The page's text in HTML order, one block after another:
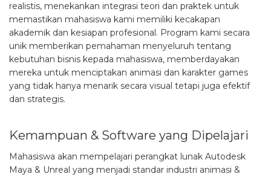
realistis, menekankan integrasi teori dan praktek untuk
memastikan mahasiswa kami memiliki kecakapan
akademik dan kesiapan profesional. Program kami secara
unik memberikan pemahaman menyeluruh tentang
kebutuhan bisnis kepada mahasiswa, memberdayakan
mereka untuk menciptakan animasi dan karakter games
yang tidak hanya menarik secara visual tetapi juga efektif
dan strategis.
Kemampuan & Software yang Dipelajari
Mahasiswa akan mempelajari perangkat lunak Autodesk
Maya & Unreal yang menjadi standar industri animasi &